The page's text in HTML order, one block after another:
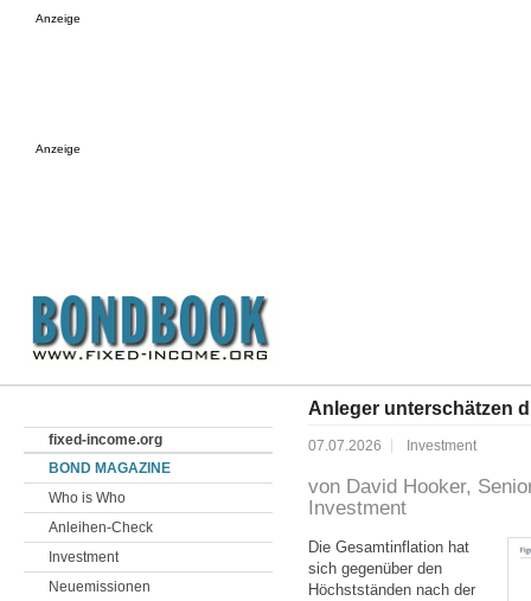
Anzeige
Anzeige
Anleger unterschätzen
07.07.2026 Investment
von David Hooker,
Investment
Die Gesamt­inflation hat
sich gegen­über den
Höchst­ständen nach der
fixed-income.org
BOND MAGAZINE
Who is Who
Anleihen-Check
Investment
Neuemissionen